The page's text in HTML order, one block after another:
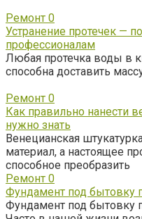
Ремонт 0
Устранение протечек —
профессионалам
Любая протечка воды в
способна доставить
Ремонт 0
Как правильно нанести
нужно знать
Венецианская
материал, а настоящее
способное преобразить
Ремонт 0
Фундамент под бытовку
Фундамент под бытовку